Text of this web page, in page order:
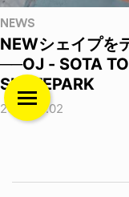
NEWS
NEWシェイプを
──OJ - SOTA
SKATEPARK
2026.08.02